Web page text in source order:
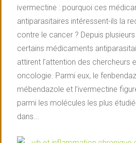
ivermectine : pourquoi ces
antiparasitaires intéressent-ils la
contre le cancer ? Depuis
certains médicaments
attirent l’attention des chercheurs
oncologie. Parmi eux, le
mébendazole et l’ivermectine
parmi les molécules les plus
dans...